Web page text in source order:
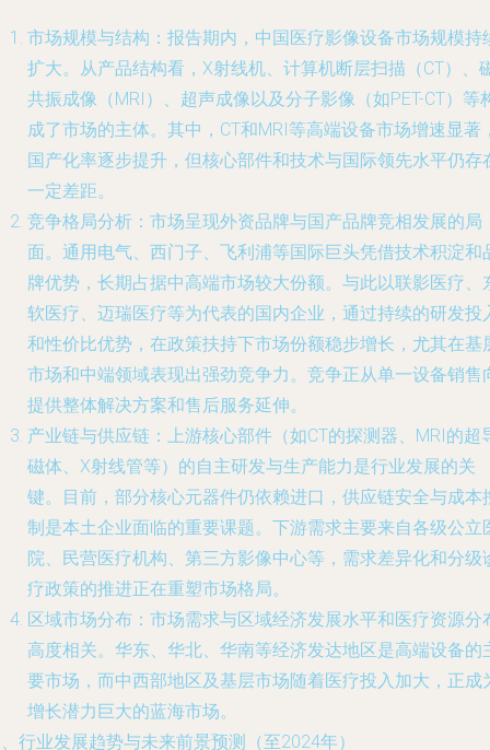
市场规模与结构：报告期内，中国医疗影像设备市场规模持
扩大。从产品结构看，X射线机、计算机断层扫描（CT）、
共振成像（MRI）、超声成像以及分子影像（如PET-CT）等
成了市场的主体。其中，CT和MRI等高端设备市场增速显著
国产化率逐步提升，但核心部件和技术与国际领先水平仍存
一定差距。
竞争格局分析：市场呈现外资品牌与国产品牌竞相发展的局
面。通用电气、西门子、飞利浦等国际巨头凭借技术积淀和
牌优势，长期占据中高端市场较大份额。与此以联影医疗、
软医疗、迈瑞医疗等为代表的国内企业，通过持续的研发投
和性价比优势，在政策扶持下市场份额稳步增长，尤其在基
市场和中端领域表现出强劲竞争力。竞争正从单一设备销售
提供整体解决方案和售后服务延伸。
产业链与供应链：上游核心部件（如CT的探测器、MRI的超
磁体、X射线管等）的自主研发与生产能力是行业发展的关
键。目前，部分核心元器件仍依赖进口，供应链安全与成本
制是本土企业面临的重要课题。下游需求主要来自各级公立
院、民营医疗机构、第三方影像中心等，需求差异化和分级
疗政策的推进正在重塑市场格局。
区域市场分布：市场需求与区域经济发展水平和医疗资源分
高度相关。华东、华北、华南等经济发达地区是高端设备的
要市场，而中西部地区及基层市场随着医疗投入加大，正成
增长潜力巨大的蓝海市场。
行业发展趋势与未来前景预测（至2024年）